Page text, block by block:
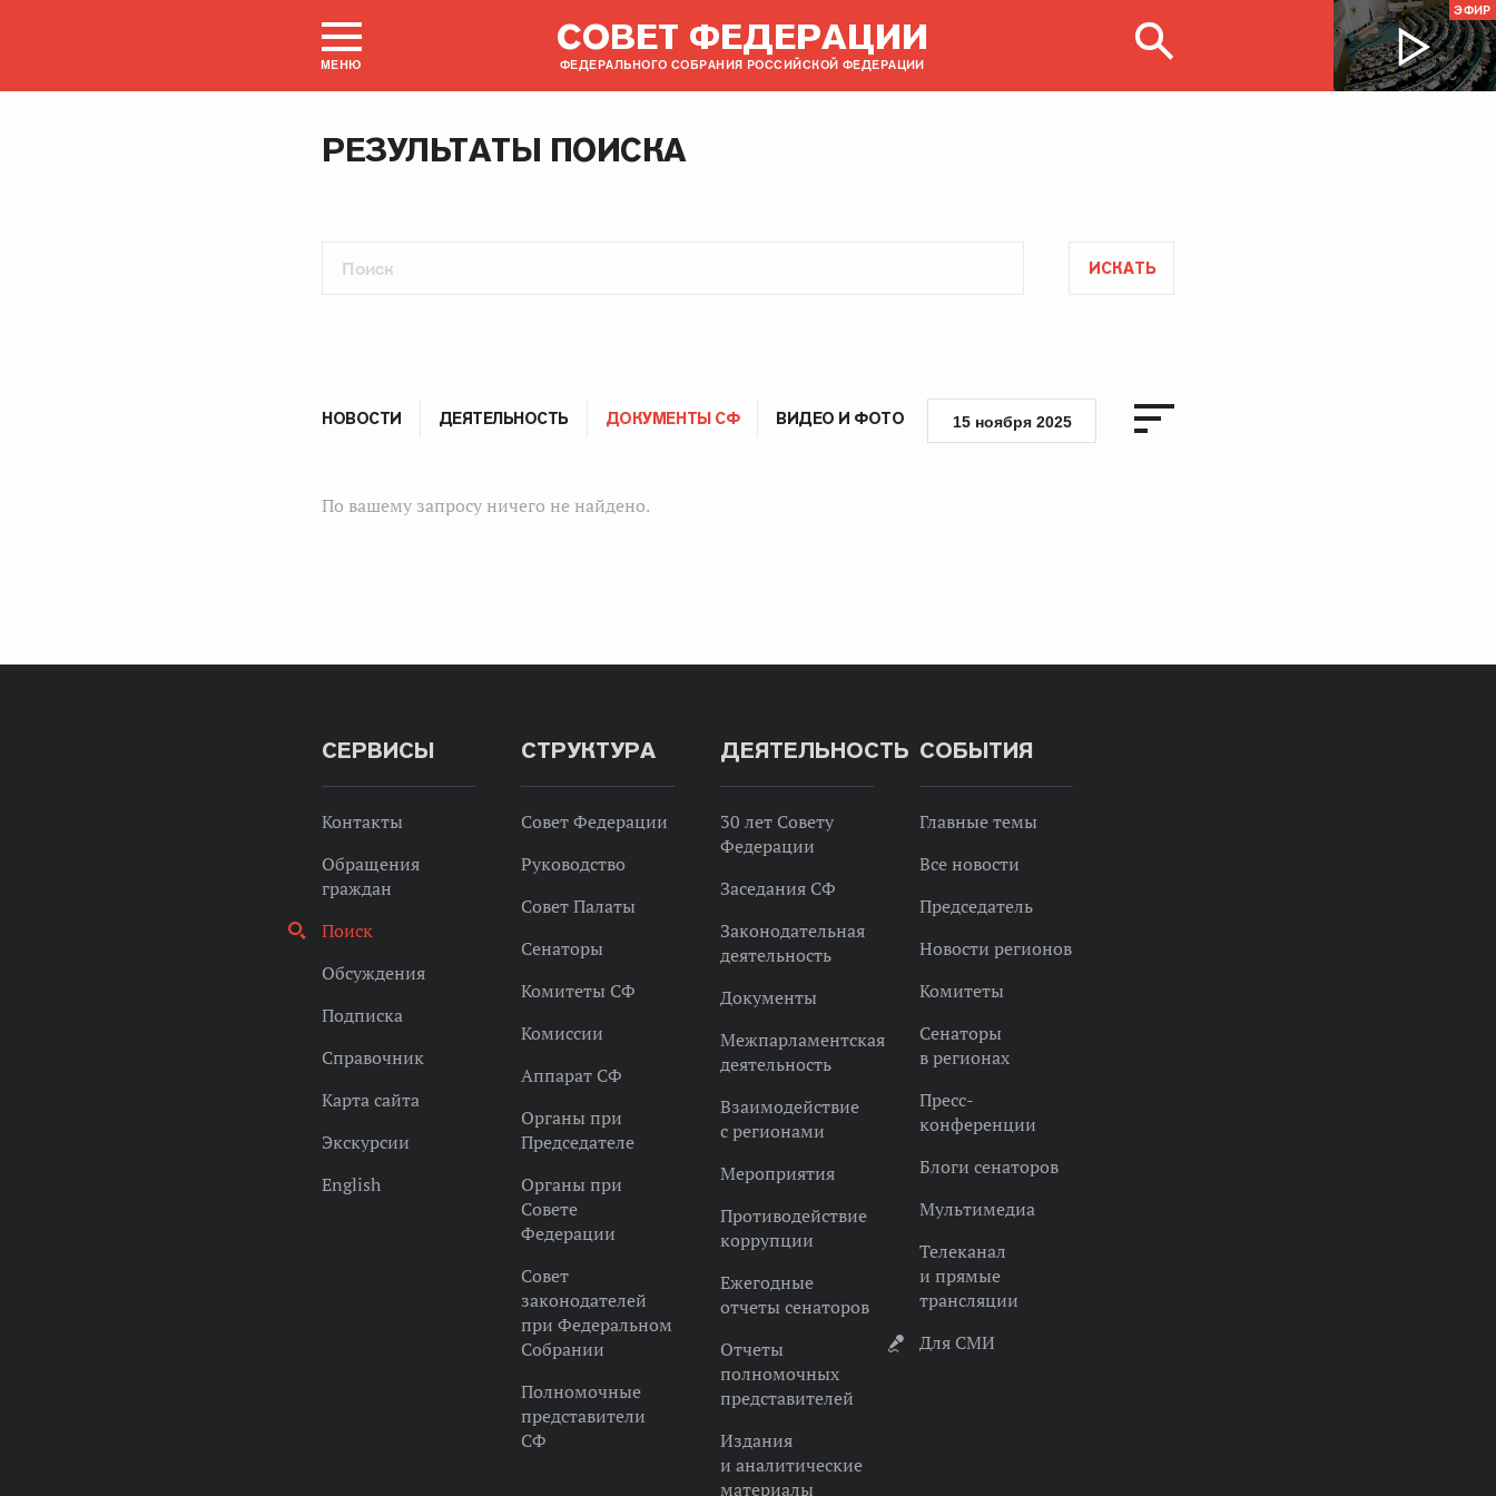
МЕНЮ
СОВЕТ ФЕДЕРАЦИИ
ФЕДЕРАЛЬНОГО СОБРАНИЯ РОССИЙСКОЙ ФЕДЕРАЦИИ
ЭФИР
РЕЗУЛЬТАТЫ ПОИСКА
ИСКАТЬ
НОВОСТИ ДЕЯТЕЛЬНОСТЬ ДОКУМЕНТЫ СФ ВИДЕО И ФОТО 15 ноября 2025
По вашему запросу ничего не найдено.
СЕРВИСЫ
Контакты
Обращения
граждан
Поиск
Обсуждения
Подписка
Справочник
Карта сайта
Экскурсии
English
СТРУКТУРА
Совет Федерации
Руководство
Совет Палаты
Сенаторы
Комитеты СФ
Комиссии
Аппарат СФ
Органы при
Председателе
Органы при
Совете
Федерации
Совет
законодателей
при Федеральном
Собрании
Полномочные
представители
СФ
ДЕЯТЕЛЬНОСТЬ
30 лет Совету
Федерации
Заседания СФ
Законодательная
деятельность
Документы
Межпарламентская
деятельность
Взаимодействие
с регионами
Мероприятия
Противодействие
коррупции
Ежегодные
отчеты сенаторов
Отчеты
полномочных
представителей
Издания
и аналитические
материалы
СОБЫТИЯ
Главные темы
Все новости
Председатель
Новости регионов
Комитеты
Сенаторы
в регионах
Пресс-
конференции
Блоги сенаторов
Мультимедиа
Телеканал
и прямые
трансляции
Для СМИ